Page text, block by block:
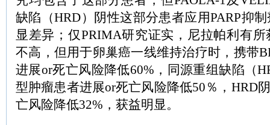
缺陷（HRD）阴性这部分患者应用PARP抑
显差异；仅PRIMA研究证实，尼拉帕利有
不高，但用于卵巢癌一线维持治疗时，携带
进展or死亡风险降低60%，同源重组缺陷（
型肿瘤患者进展or死亡风险降低50％，HRD
亡风险降低32%，获益明显。